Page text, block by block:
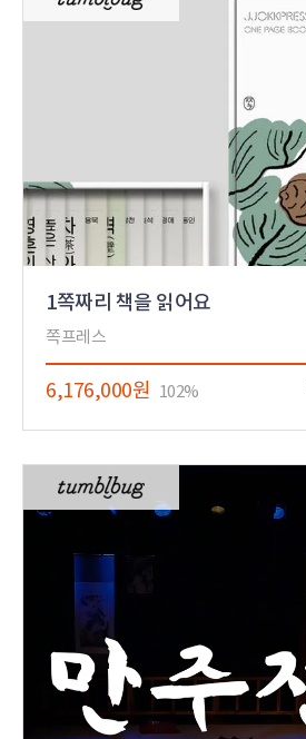
1쪽짜리 책을 읽어요
쪽프레스
6,176,000원 102%